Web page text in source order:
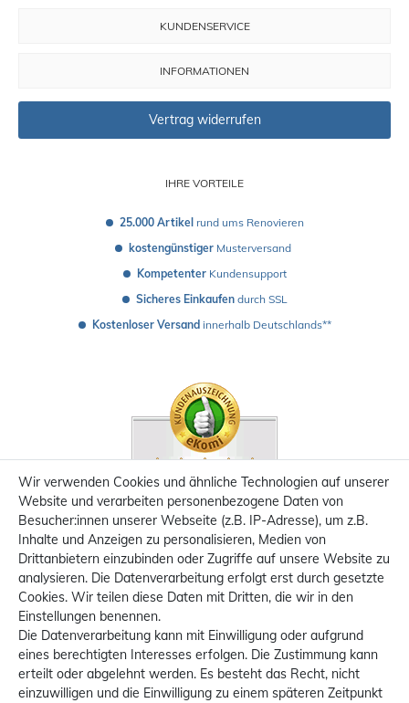
IHRE VORTEILE
25.000 Artikel rund ums Renovieren
kostengünstiger Musterversand
Kompetenter Kundensupport
Sicheres Einkaufen durch SSL
Kostenloser Versand innerhalb Deutschlands**
KUNDENSERVICE
INFORMATIONEN
Vertrag widerrufen
Wir verwenden Cookies und ähnliche Technologien auf unserer
Website und verarbeiten personenbezogene Daten von
Besucher:innen unserer Webseite (z.B. IP-Adresse), um z.B.
Inhalte und Anzeigen zu personalisieren, Medien von
Drittanbietern einzubinden oder Zugriffe auf unsere Website zu
analysieren. Die Datenverarbeitung erfolgt erst durch gesetzte
Cookies. Wir teilen diese Daten mit Dritten, die wir in den
Einstellungen benennen.
Die Datenverarbeitung kann mit Einwilligung oder aufgrund
eines berechtigten Interesses erfolgen. Die Zustimmung kann
erteilt oder abgelehnt werden. Es besteht das Recht, nicht
einzuwilligen und die Einwilligung zu einem späteren Zeitpunkt